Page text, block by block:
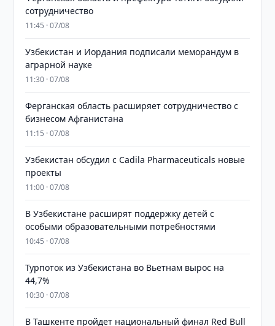
сотрудничество
11:45 · 07/08
Узбекистан и Иордания подписали меморандум в
аграрной науке
11:30 · 07/08
Ферганская область расширяет сотрудничество с
бизнесом Афганистана
11:15 · 07/08
Узбекистан обсудил с Cadila Pharmaceuticals новые
проекты
11:00 · 07/08
В Узбекистане расширят поддержку детей с
особыми образовательными потребностями
10:45 · 07/08
Турпоток из Узбекистана во Вьетнам вырос на
44,7%
10:30 · 07/08
В Ташкенте пройдет национальный финал Red Bull